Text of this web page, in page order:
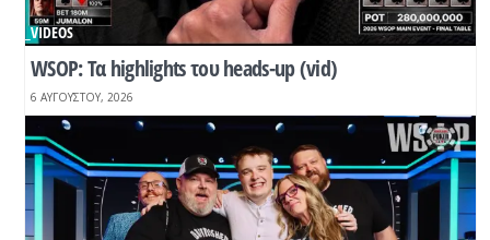
WSOP: Τα highlights του heads-up (vid)
_VIDEOS
6 ΑΥΓΟΎΣΤΟΥ, 2026